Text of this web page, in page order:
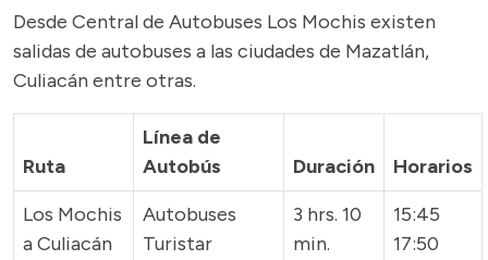
Desde Central de Autobuses Los Mochis existen
salidas de autobuses a las ciudades de Mazatlán,
Culiacán entre otras.
Ruta
Línea de
Autobús
Duración
Horarios
Los Mochis
a Culiacán
Autobuses
Turistar
3 hrs. 10
min.
15:45
17:50